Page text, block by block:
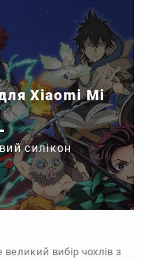
Xiaomi Mi
силікон
великий вибір чохлів з